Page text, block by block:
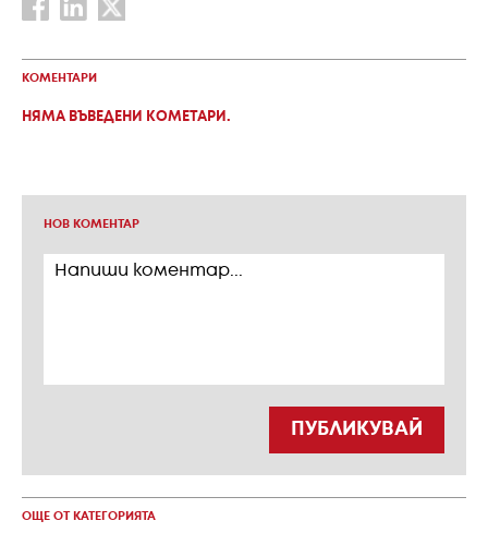
КОМЕНТАРИ
НЯМА ВЪВЕДЕНИ КОМЕТАРИ.
НОВ КОМЕНТАР
ПУБЛИКУВАЙ
ОЩЕ ОТ КАТЕГОРИЯТА